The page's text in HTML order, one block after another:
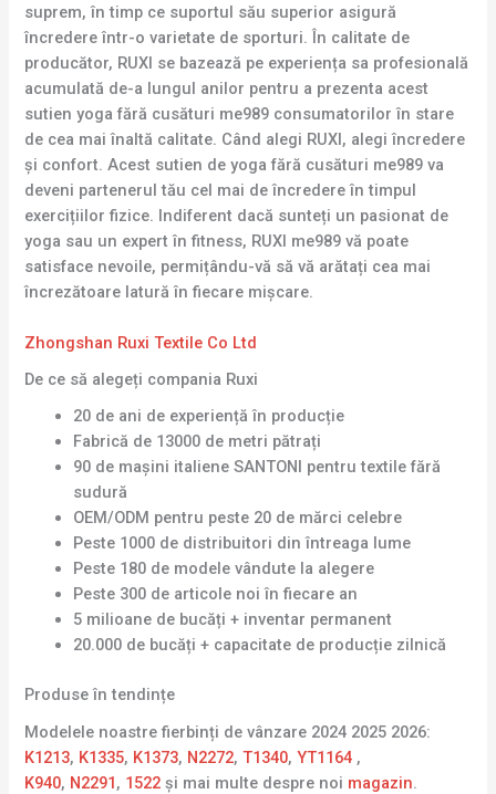
suprem, în timp ce suportul său superior asigură
încredere într-o varietate de sporturi. În calitate de
producător, RUXI se bazează pe experiența sa profesională
acumulată de-a lungul anilor pentru a prezenta acest
sutien yoga fără cusături me989 consumatorilor în stare
de cea mai înaltă calitate. Când alegi RUXI, alegi încredere
și confort. Acest sutien de yoga fără cusături me989 va
deveni partenerul tău cel mai de încredere în timpul
exercițiilor fizice. Indiferent dacă sunteți un pasionat de
yoga sau un expert în fitness, RUXI me989 vă poate
satisface nevoile, permițându-vă să vă arătați cea mai
încrezătoare latură în fiecare mișcare.
Zhongshan Ruxi Textile Co Ltd
De ce să alegeți compania Ruxi
20 de ani de experiență în producție
Fabrică de 13000 de metri pătrați
90 de mașini italiene SANTONI pentru textile fără
sudură
OEM/ODM pentru peste 20 de mărci celebre
Peste 1000 de distribuitori din întreaga lume
Peste 180 de modele vândute la alegere
Peste 300 de articole noi în fiecare an
5 milioane de bucăți + inventar permanent
20.000 de bucăți + capacitate de producție zilnică
Produse în tendințe
Modelele noastre fierbinți de vânzare 2024 2025 2026:
K1213, K1335, K1373, N2272,T1340,YT1164 ,
K940, N2291, 1522și mai multe despre noi magazin.